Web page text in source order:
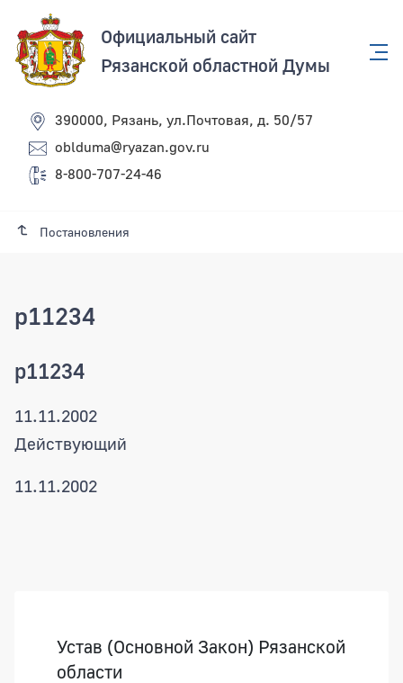
Официальный сайт
Рязанской областной Думы
390000, Рязань, ул.Почтовая, д. 50/57
oblduma@ryazan.gov.ru
8-800-707-24-46
Постановления
p11234
p11234
11.11.2002
Действующий
11.11.2002
Устав (Основной Закон) Рязанской
области